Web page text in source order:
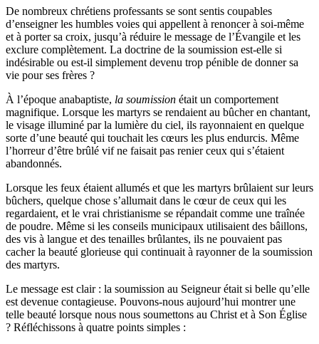
De nombreux chrétiens professants se sont sentis coupables
d’enseigner les humbles voies qui appellent à renoncer à soi-même
et à porter sa croix, jusqu’à réduire le message de l’Évangile et les
exclure complètement. La doctrine de la soumission est-elle si
indésirable ou est-il simplement devenu trop pénible de donner sa
vie pour ses frères ?
À l’époque anabaptiste, la soumission était un comportement
magnifique. Lorsque les martyrs se rendaient au bûcher en chantant,
le visage illuminé par la lumière du ciel, ils rayonnaient en quelque
sorte d’une beauté qui touchait les cœurs les plus endurcis. Même
l’horreur d’être brûlé vif ne faisait pas renier ceux qui s’étaient
abandonnés.
Lorsque les feux étaient allumés et que les martyrs brûlaient sur leurs
bûchers, quelque chose s’allumait dans le cœur de ceux qui les
regardaient, et le vrai christianisme se répandait comme une traînée
de poudre. Même si les conseils municipaux utilisaient des bâillons,
des vis à langue et des tenailles brûlantes, ils ne pouvaient pas
cacher la beauté glorieuse qui continuait à rayonner de la soumission
des martyrs.
Le message est clair : la soumission au Seigneur était si belle qu’elle
est devenue contagieuse. Pouvons-nous aujourd’hui montrer une
telle beauté lorsque nous nous soumettons au Christ et à Son Église
? Réfléchissons à quatre points simples :